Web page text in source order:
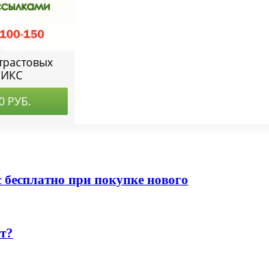
при покупке нового